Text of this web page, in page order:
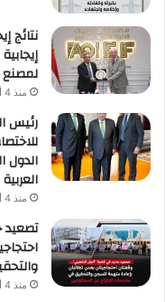
نتائج
لمصنع
منذ 4 أيام
رئيس
الدول
العربية
منذ 4 أيام
تصعيد
منذ 4 أيام